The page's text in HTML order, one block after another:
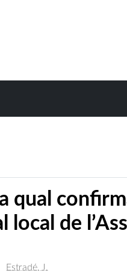
qual
local de
Estradé, J.